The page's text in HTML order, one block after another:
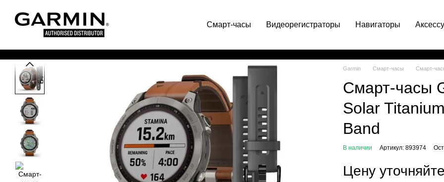
Смарт-часы Видеорегистраторы Навигаторы
Garmin Смарт-часы Смарт-
Смарт-часы
Solar
Band
В наличии Артикул: 893974
Цену уточняйте